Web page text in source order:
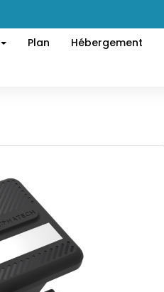
Plan Hébergement